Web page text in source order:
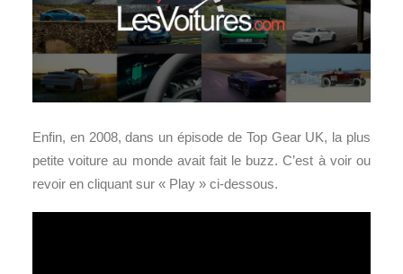
Enfin, en 2008, dans un épisode de Top Gear UK, la plus
petite voiture au monde avait fait le buzz. C’est à voir ou
revoir en cliquant sur « Play » ci-dessous.